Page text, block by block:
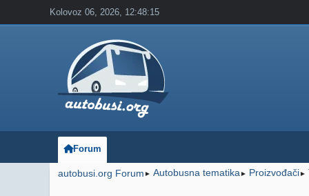
Kolovoz 06, 2026, 12:48:15
Forum
autobusi.org Forum ► Autobusna tematika ► Proizvođači►